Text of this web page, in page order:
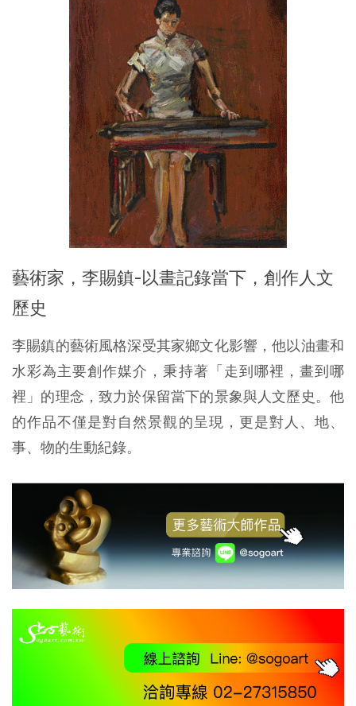
藝術家，李賜鎮-以畫記錄當下，創作人文
歷史
李賜鎮的藝術風格深受其家鄉文化影響，他以油畫和
水彩為主要創作媒介，秉持著「走到哪裡，畫到哪
裡」的理念，致力於保留當下的景象與人文歷史。他
的作品不僅是對自然景觀的呈現，更是對人、地、
事、物的生動紀錄。